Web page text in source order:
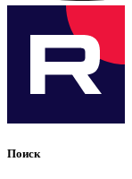
Поиск